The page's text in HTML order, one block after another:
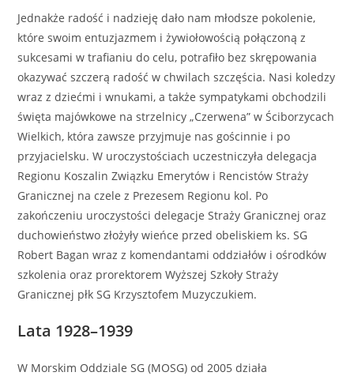
Jednakże radość i nadzieję dało nam młodsze pokolenie,
które swoim entuzjazmem i żywiołowością połączoną z
sukcesami w trafianiu do celu, potrafiło bez skrępowania
okazywać szczerą radość w chwilach szczęścia. Nasi koledzy
wraz z dziećmi i wnukami, a także sympatykami obchodzili
święta majówkowe na strzelnicy „Czerwena” w Ściborzycach
Wielkich, która zawsze przyjmuje nas gościnnie i po
przyjacielsku. W uroczystościach uczestniczyła delegacja
Regionu Koszalin Związku Emerytów i Rencistów Straży
Granicznej na czele z Prezesem Regionu kol. Po
zakończeniu uroczystości delegacje Straży Granicznej oraz
duchowieństwo złożyły wieńce przed obeliskiem ks. SG
Robert Bagan wraz z komendantami oddziałów i ośrodków
szkolenia oraz prorektorem Wyższej Szkoły Straży
Granicznej płk SG Krzysztofem Muzyczukiem.
Lata 1928–1939
W Morskim Oddziale SG (MOSG) od 2005 działa